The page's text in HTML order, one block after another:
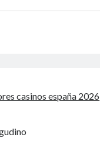
casinos españa 2026